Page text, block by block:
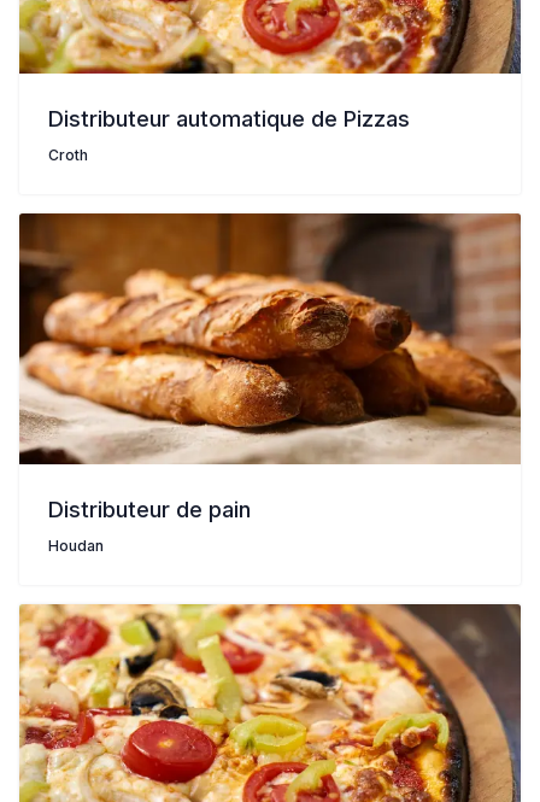
Distributeur automatique de Pizzas
Croth
Distributeur de pain
Houdan